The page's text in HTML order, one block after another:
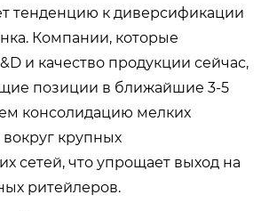
тенденцию к диверсификации
Компании, которые
и качество продукции сейчас,
позиции в ближайшие 3-5
консолидацию мелких
крупных
сетей, что упрощает выход на
ритейлеров.